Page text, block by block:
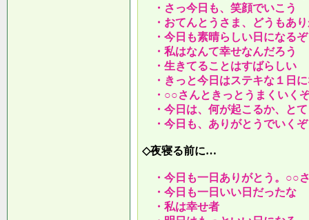
・さっ今日も、笑顔でいこう
・おてんとうさま、どうもあ
・今日も素晴らしい日になるぞ
・私はなんて幸せなんだろう
・生きてることはすばらしい
・きっと今日はステキな１日
・○○さんときっとうまくいく
・今日は、何が起こるか、と
・今日も、ありがとうでいくぞ
◇夜寝る前に…
・今日も一日ありがとう。○○
・今日も一日いい日だったな
・私は幸せ者